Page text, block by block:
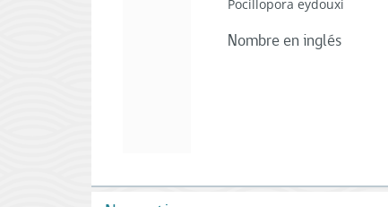
Pocillopora eydouxi
Nombre en inglés